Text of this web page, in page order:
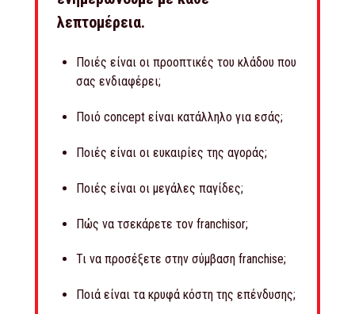
λεπτομέρεια.
Ποιές είναι οι προοπτικές του κλάδου που
σας ενδιαφέρει;
Ποιό concept είναι κατάλληλο για εσάς;
Ποιές είναι οι ευκαιρίες της αγοράς;
Ποιές είναι οι μεγάλες παγίδες;
Πώς να τσεκάρετε τον franchisor;
Τι να προσέξετε στην σύμβαση franchise;
Ποιά είναι τα κρυφά κόστη της επένδυσης;